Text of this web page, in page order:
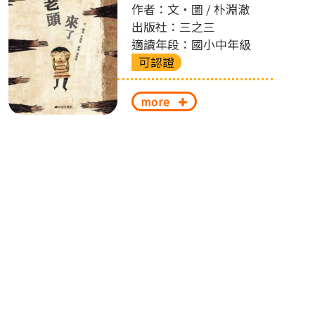
作者：文‧圖 / 朴淵澈
出版社：三之三
適讀年段：國小中年級
可認證
more